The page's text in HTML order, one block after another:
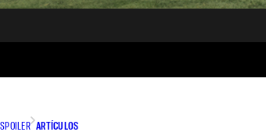
SPOILER ARTÍCULOS